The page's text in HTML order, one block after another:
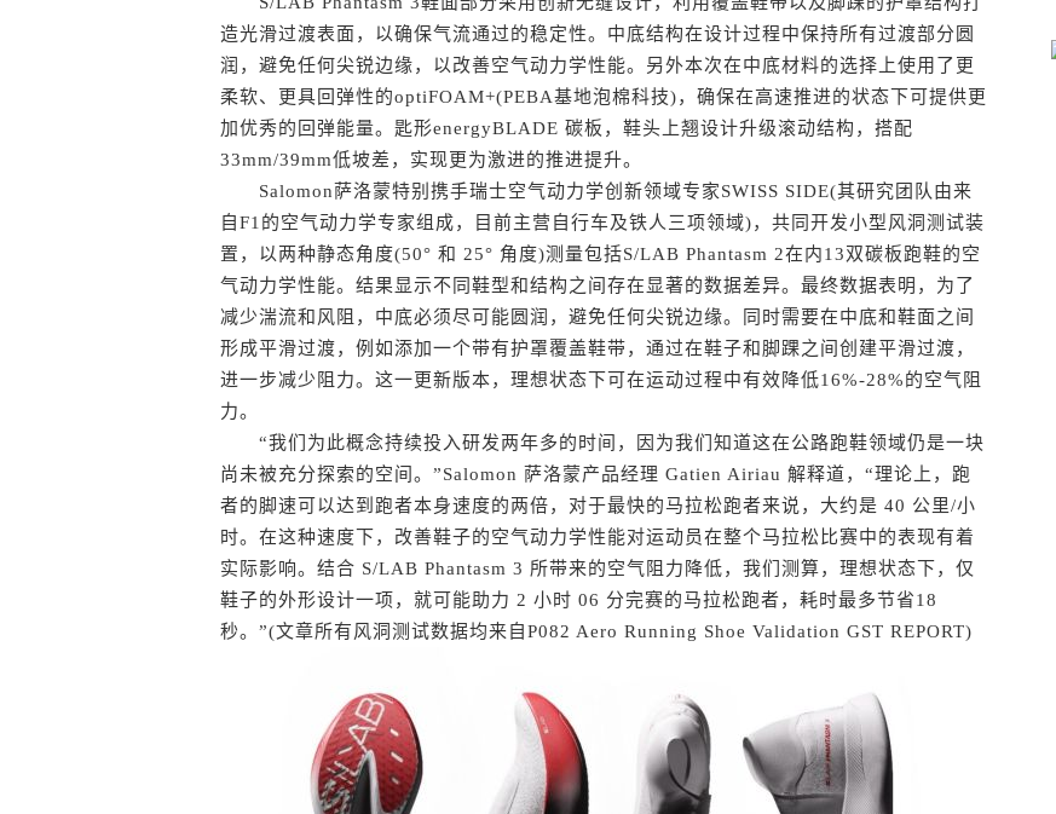
造光滑过渡表面，以确保气流通过的稳定性。中底结构在设计过程中保持所有过渡部分圆
润，避免任何尖锐边缘，以改善空气动力学性能。另外本次在中底材料的选择上使用了更
柔软、更具回弹性的optiFOAM+(PEBA基地泡棉科技)，确保在高速推进的状态下可提供更
加优秀的回弹能量。匙形energyBLADE 碳板，鞋头上翘设计升级滚动结构，搭配
33mm/39mm低坡差，实现更为激进的推进提升。
Salomon萨洛蒙特别携手瑞士空气动力学创新领域专家SWISS SIDE(其研究团队由来
自F1的空气动力学专家组成，目前主营自行车及铁人三项领域)，共同开发小型风洞测试装
置，以两种静态角度(50° 和 25° 角度)测量包括S/LAB Phantasm 2在内13双碳板跑鞋的空
气动力学性能。结果显示不同鞋型和结构之间存在显著的数据差异。最终数据表明，为了
减少湍流和风阻，中底必须尽可能圆润，避免任何尖锐边缘。同时需要在中底和鞋面之间
形成平滑过渡，例如添加一个带有护罩覆盖鞋带，通过在鞋子和脚踝之间创建平滑过渡，
进一步减少阻力。这一更新版本，理想状态下可在运动过程中有效降低16%-28%的空气阻
力。
“我们为此概念持续投入研发两年多的时间，因为我们知道这在公路跑鞋领域仍是一块
尚未被充分探索的空间。”Salomon 萨洛蒙产品经理 Gatien Airiau 解释道，“理论上，跑
者的脚速可以达到跑者本身速度的两倍，对于最快的马拉松跑者来说，大约是 40 公里/小
时。在这种速度下，改善鞋子的空气动力学性能对运动员在整个马拉松比赛中的表现有着
实际影响。结合 S/LAB Phantasm 3 所带来的空气阻力降低，我们测算，理想状态下，仅
鞋子的外形设计一项，就可能助力 2 小时 06 分完赛的马拉松跑者，耗时最多节省18
秒。”(文章所有风洞测试数据均来自P082 Aero Running Shoe Validation GST REPORT)